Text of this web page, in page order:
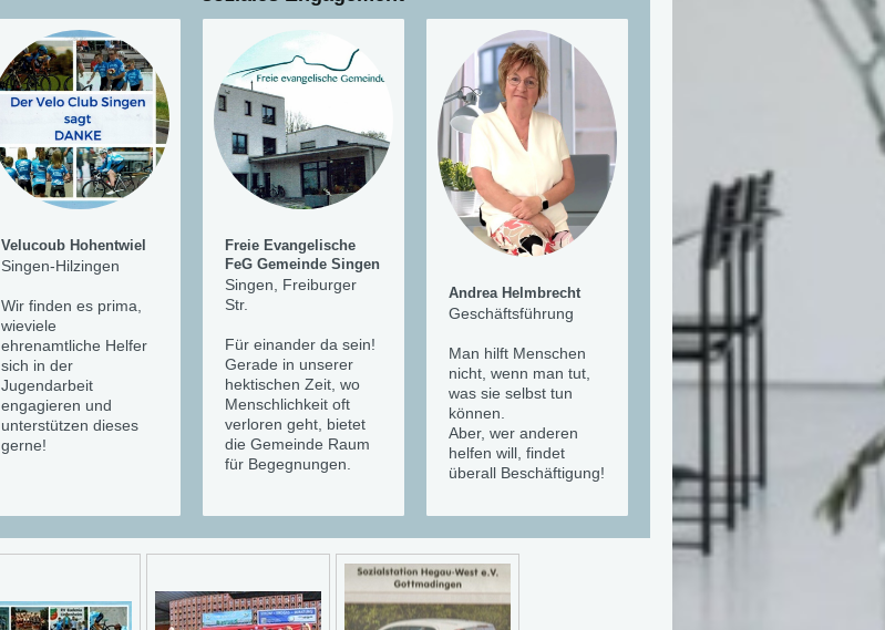
Velucoub Hohentwiel
Singen-Hilzingen
Wir finden es prima,
wieviele
ehrenamtliche Helfer
sich in der
Jugendarbeit
engagieren und
unterstützen dieses
gerne!
Freie Evangelische
FeG Gemeinde Singen
Singen, Freiburger
Str.
Für einander da sein!
Gerade in unserer
hektischen Zeit, wo
Menschlichkeit oft
verloren geht, bietet
die Gemeinde Raum
für Begegnungen.
Andrea Helmbrecht
Geschäftsführung
Man hilft Menschen
nicht, wenn man tut,
was sie selbst tun
können.
Aber, wer anderen
helfen will, findet
überall Beschäftigung!